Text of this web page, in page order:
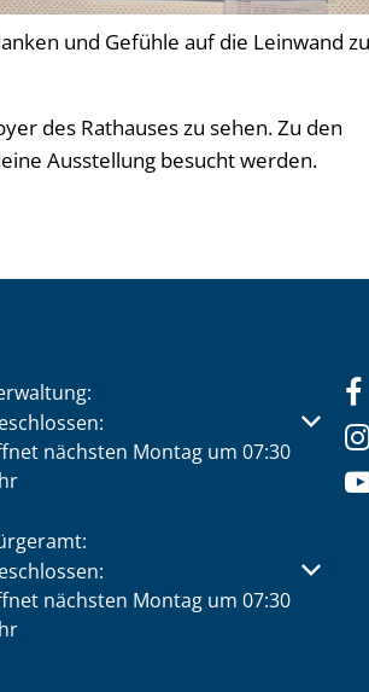
und Gefühle auf die Leinwand zu
des Rathauses zu sehen. Zu den
Ausstellung besucht werden.
um weitere Öffnungs- oder
nächsten Montag um 07:30
um weitere Öffnungs- oder
nächsten Montag um 07:30